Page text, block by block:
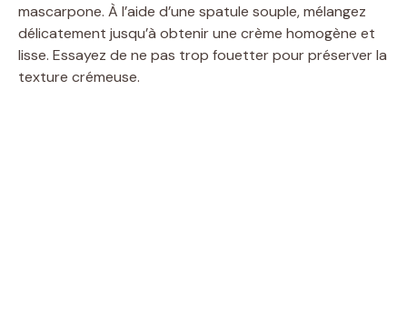
mascarpone. À l’aide d’une spatule souple, mélangez
délicatement jusqu’à obtenir une crème homogène et
lisse. Essayez de ne pas trop fouetter pour préserver la
texture crémeuse.